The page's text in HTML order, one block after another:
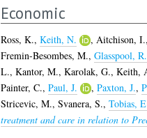
Economic
Ross, K., Keith, N. , Aitchison, I.,
Fremin-Besombes, M., Glasspool, R.
L., Kantor, M., Karolak, G., Keith,
Painter, C., Paul, J. , Paxton, J.,
Stricevic, M., Svanera, S., Tobias,
treatment and care in relation to